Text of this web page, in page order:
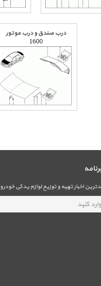
درب صندق و درب موتور
1600
اخبار تهیه و توزیع لوازم یدکی خودرو